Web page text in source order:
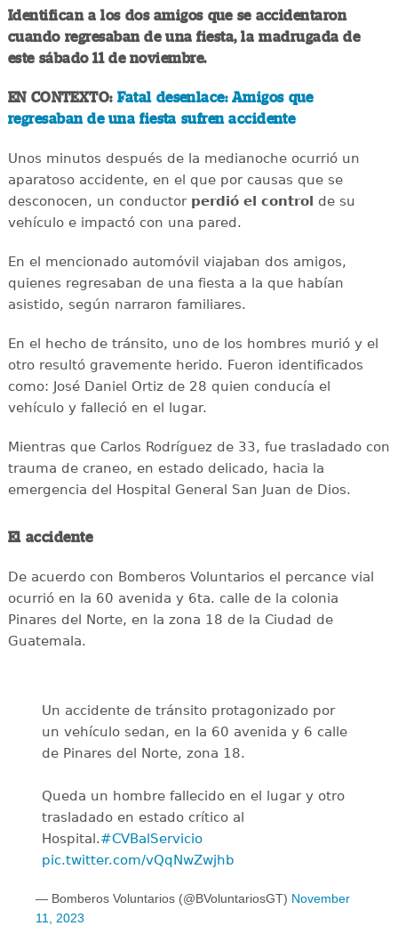
Identifican a los dos amigos que se accidentaron
cuando regresaban de una fiesta, la madrugada de
este sábado 11 de noviembre.
EN CONTEXTO: Fatal desenlace: Amigos que
regresaban de una fiesta sufren accidente
Unos minutos después de la medianoche ocurrió un
aparatoso accidente, en el que por causas que se
desconocen, un conductor perdió el control de su
vehículo e impactó con una pared.
En el mencionado automóvil viajaban dos amigos,
quienes regresaban de una fiesta a la que habían
asistido, según narraron familiares.
En el hecho de tránsito, uno de los hombres murió y el
otro resultó gravemente herido. Fueron identificados
como: José Daniel Ortiz de 28 quien conducía el
vehículo y falleció en el lugar.
Mientras que Carlos Rodríguez de 33, fue trasladado con
trauma de craneo, en estado delicado, hacia la
emergencia del Hospital General San Juan de Dios.
El accidente
De acuerdo con Bomberos Voluntarios el percance vial
ocurrió en la 60 avenida y 6ta. calle de la colonia
Pinares del Norte, en la zona 18 de la Ciudad de
Guatemala.
Un accidente de tránsito protagonizado por
un vehículo sedan, en la 60 avenida y 6 calle
de Pinares del Norte, zona 18.
Queda un hombre fallecido en el lugar y otro
trasladado en estado crítico al
Hospital.#CVBalServicio
pic.twitter.com/vQqNwZwjhb
— Bomberos Voluntarios (@BVoluntariosGT) November
11, 2023